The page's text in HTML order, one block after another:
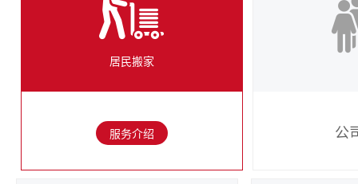
居民搬家
服务介绍 公